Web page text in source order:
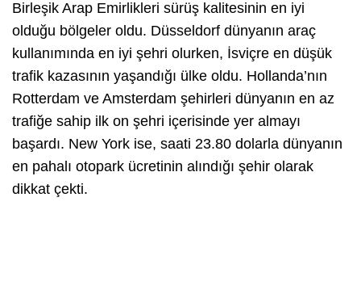
Birleşik Arap Emirlikleri sürüş kalitesinin en iyi
olduğu bölgeler oldu. Düsseldorf dünyanın araç
kullanımında en iyi şehri olurken, İsviçre en düşük
trafik kazasının yaşandığı ülke oldu. Hollanda’nın
Rotterdam ve Amsterdam şehirleri dünyanın en az
trafiğe sahip ilk on şehri içerisinde yer almayı
başardı. New York ise, saati 23.80 dolarla dünyanın
en pahalı otopark ücretinin alındığı şehir olarak
dikkat çekti.